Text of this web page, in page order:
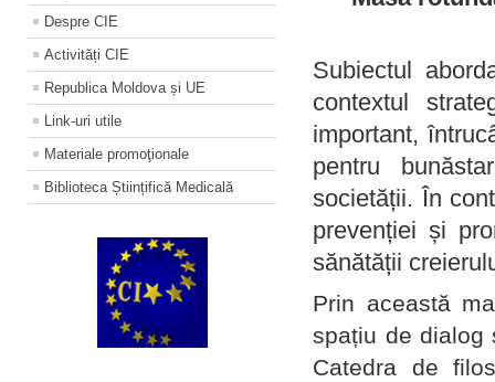
Despre CIE
Activități CIE
Republica Moldova și UE
Link-uri utile
Materiale promoţionale
Biblioteca Științifică Medicală
Subiectul
contextul
important,
pentru
societății. În
prevenției și
sănătății
Prin această
spațiu de dialog
Catedra de